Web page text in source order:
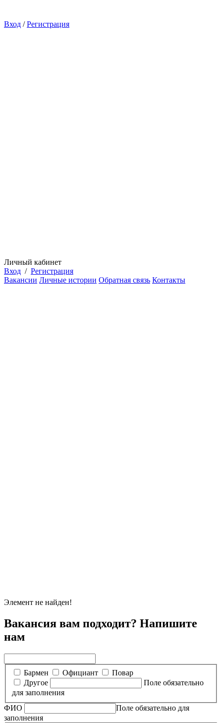
Вход / Регистрация
Личный кабинет
Вход / Регистрация
Вакансии Личные истории Обратная связь Контакты
Элемент не найден!
Вакансия вам подходит? Напишите
нам
Бармен Официант
Повар
Другое
Поле обязательно
для заполнения
ФИО
Поле обязательно для
заполнения